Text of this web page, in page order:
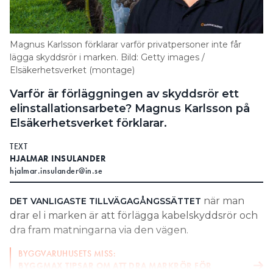
Search for:
SEARCH
Magnus Karlsson förklarar varför privatpersoner inte får
lägga skyddsrör i marken. Bild: Getty images /
Elsäkerhetsverket (montage)
Varför är förläggningen av skyddsrör ett
elinstallationsarbete? Magnus Karlsson på
Elsäkerhetsverket förklarar.
TEXT
HJALMAR INSULANDER
hjalmar.insulander@in.se
DET VANLIGASTE TILLVÄGAGÅNGSSÄTTET när man
drar el i marken är att förlägga kabelskyddsrör och
dra fram matningarna via den vägen.
BYGGVARUHUSETS MISS:
BYGGMAX TIPSAR OM ATT DRA MARKRÖR FÖR